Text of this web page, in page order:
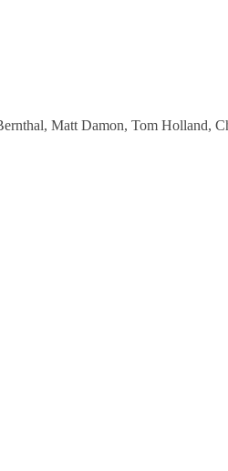
Matt Damon, Tom Holland,